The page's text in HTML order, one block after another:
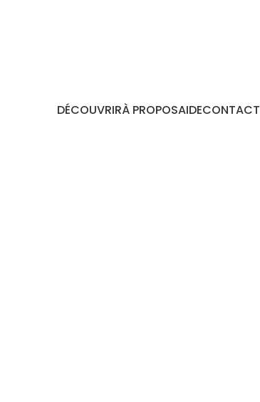
DÉCOUVRIRÀ PROPOSAIDECONTACT